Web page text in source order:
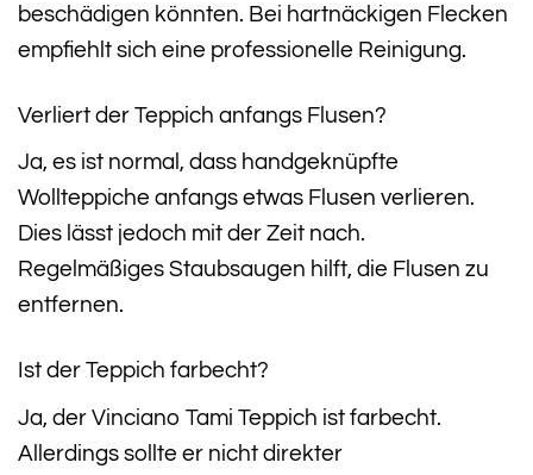
beschädigen könnten. Bei hartnäckigen Flecken
empfiehlt sich eine professionelle Reinigung.
Verliert der Teppich anfangs Flusen?
Ja, es ist normal, dass handgeknüpfte
Wollteppiche anfangs etwas Flusen verlieren.
Dies lässt jedoch mit der Zeit nach.
Regelmäßiges Staubsaugen hilft, die Flusen zu
entfernen.
Ist der Teppich farbecht?
Ja, der Vinciano Tami Teppich ist farbecht.
Allerdings sollte er nicht direkter